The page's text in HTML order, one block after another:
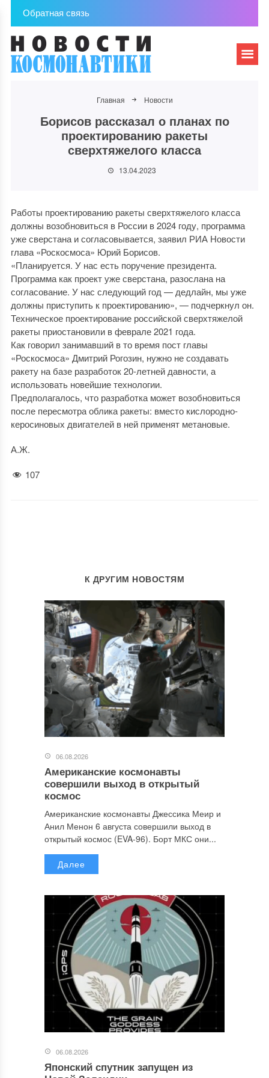
Обратная связь
Главная Новости
Борисов рассказал о планах по
проектированию ракеты
сверхтяжелого класса
13.04.2023
Работы проектированию ракеты сверхтяжелого класса
должны возобновиться в России в 2024 году, программа
уже сверстана и согласовывается, заявил РИА Новости
глава «Роскосмоса» Юрий Борисов.
«Планируется. У нас есть поручение президента.
Программа как проект уже сверстана, разослана на
согласование. У нас следующий год — дедлайн, мы уже
должны приступить к проектированию», — подчеркнул он.
Техническое проектирование российской сверхтяжелой
ракеты приостановили в феврале 2021 года.
Как говорил занимавший в то время пост главы
«Роскосмоса» Дмитрий Рогозин, нужно не создавать
ракету на базе разработок 20-летней давности, а
использовать новейшие технологии.
Предполагалось, что разработка может возобновиться
после пересмотра облика ракеты: вместо кислородно-
керосиновых двигателей в ней применят метановые.
А.Ж.
107
К ДРУГИМ НОВОСТЯМ
06.08.2026
Американские космонавты
совершили выход в открытый
космос
Американские космонавты Джессика Меир и
Анил Менон 6 августа совершили выход в
открытый космос (EVA-96). Борт МКС они...
Далее
06.08.2026
Японский спутник запущен из